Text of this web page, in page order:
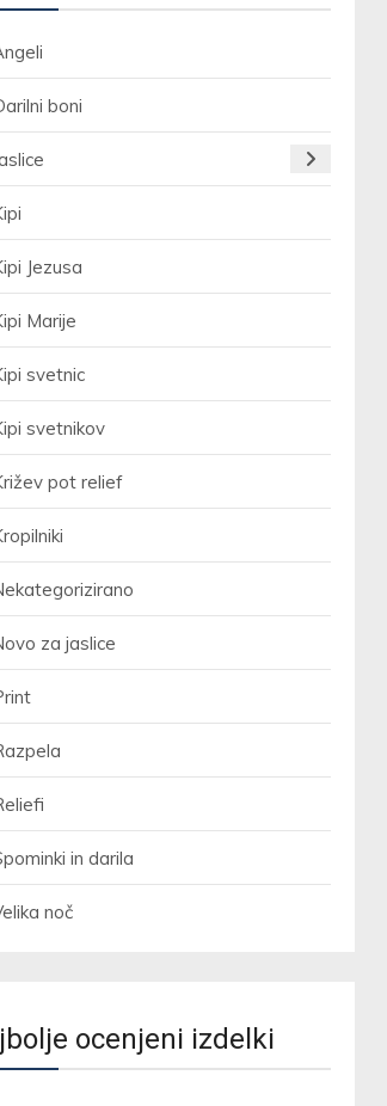
boni
Jezusa
Marije
svetnic
svetnikov
pot relief
za jaslice
in darila
noč
ocenjeni izdelki